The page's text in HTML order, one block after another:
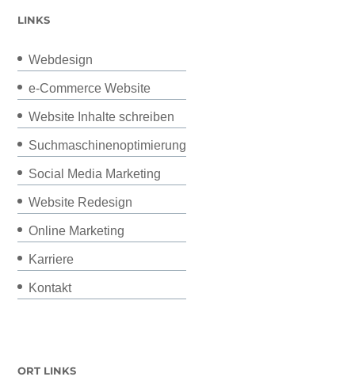
LINKS
Webdesign
e-Commerce Website
Website Inhalte schreiben
Suchmaschinenoptimierung
Social Media Marketing
Website Redesign
Online Marketing
Karriere
Kontakt
ORT LINKS